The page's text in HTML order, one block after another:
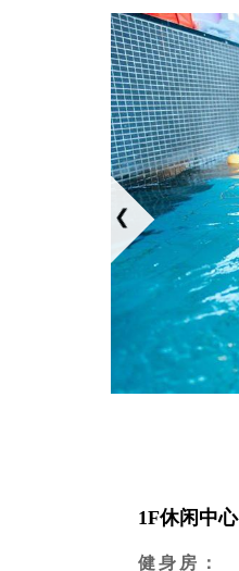
1F休闲中心
健身房：